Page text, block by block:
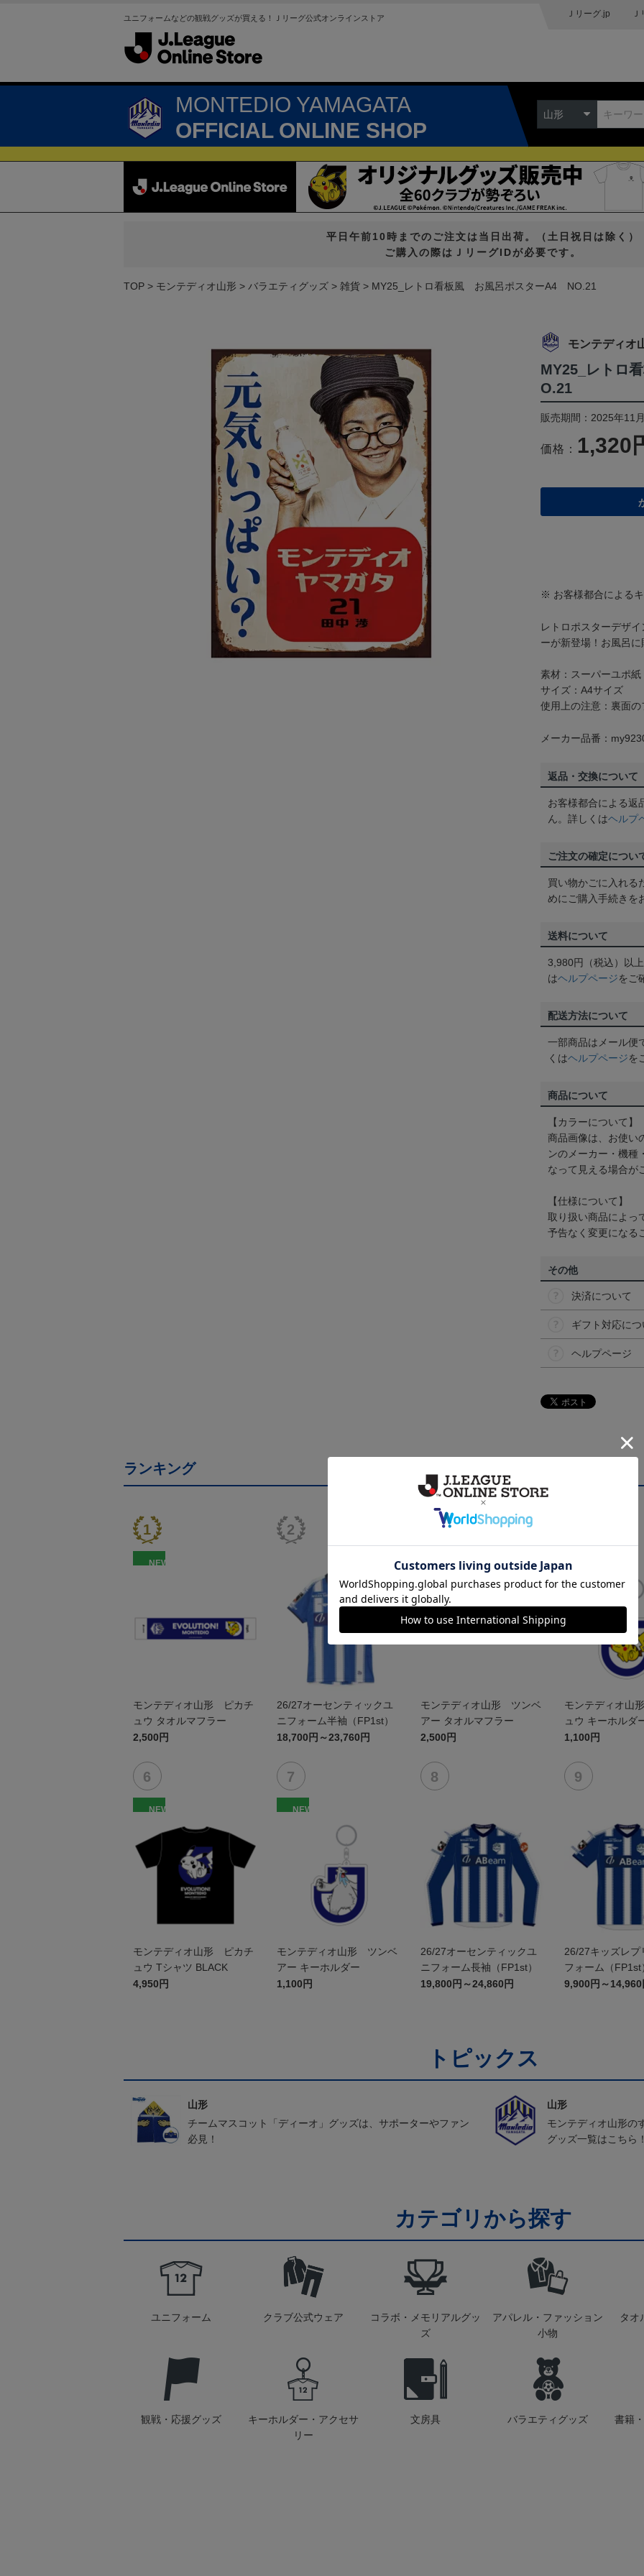
ユニフォームなどの観戦グッズが買える！Ｊリーグ公式オンラインストア Ｊリーグ.jp
MONTEDIO YAMAGATA
OFFICIAL ONLINE SHOP
山形
平日午前10時までのご注文は当日出荷。（土日祝日は除く）
ご購入の際はＪリーグIDが必要です。
TOP モンテディオ山形 バラエティグッズ 雑貨 MY25_レトロ看板風 お風呂ポスターA4 NO.21
モンテディオ
MY25_レトロ
O.21
販売期間：2025年11
価格： 1,320
※ お客様都合による
レトロポスターデザ
ーが新登場！お風呂
素材：スーパーユポ紙
サイズ：A4サイズ
使用上の注意：裏面
メーカー品番：
返品・交換について
お客様都合による返
ん。詳しくはヘルプ
ご注文の確定につい
買い物かごに入れる
めにご購入手続きを
送料について
3,980円（税込）以
はヘルプページをご
配送方法について
一部商品はメール便
くはヘルプページを
商品について
【カラーについて】
商品画像は、お使い
ンのメーカー・機種
なって見える場合が
【仕様について】
取り扱い商品によっ
予告なく変更になる
その他
決済について
ギフト対応に
ヘルプページ
ランキング
NEW
モンテディオ山形 ピカチ
ュウ タオルマフラー
2,500円
26/27オーセンティックユ
ニフォーム半袖（FP1st）
18,700円～23,760円
NEW
モンテディオ山形 ツンベ
アー タオルマフラー
2,500円
モンテディオ山
ュウ キーホルダ
1,100円
NEW
モンテディオ山形 ピカチ
ュウ Tシャツ BLACK
4,950円
NEW
モンテディオ山形 ツンベ
アー キーホルダー
1,100円
26/27オーセンティックユ
ニフォーム長袖（FP1st）
19,800円～24,860円
26/27キッズレプ
フォーム（FP1st
9,900円～14,960
トピックス
山形
チームマスコット「ディーオ」グッズは、サポーターやファン
必見！
山形
モンテディオ山形の
グッズ一覧はこちら
カテゴリから探す
ユニフォーム クラブ公式ウェア
コラボ・メモリアルグッ
ズ
アパレル・ファッション
小物
タオ
観戦・応援グッズ
キーホルダー・アクセサ
リー
文房具 バラエティグッズ 書籍